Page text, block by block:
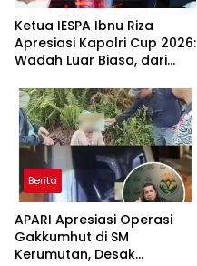
Ketua IESPA Ibnu Riza
Apresiasi Kapolri Cup 2026:
Wadah Luar Biasa, dari
Nasional
Berita
APARI Apresiasi Operasi
Gakkumhut di SM
Kerumutan, Desak